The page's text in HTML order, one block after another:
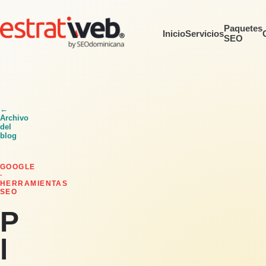
InicioServiciosPaquetes
SEO
←
Archivo
del
blog
GOOGLE
·
HERRAMIENTAS
SEO
P
l